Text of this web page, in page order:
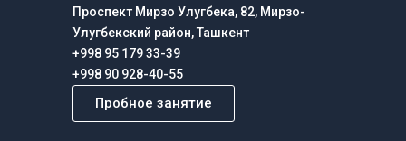
Проспект Мирзо Улугбека, 82, Мирзо-
Улугбекский район, Ташкент
+998 95 179 33-39
+998 90 928-40-55
Пробное занятие